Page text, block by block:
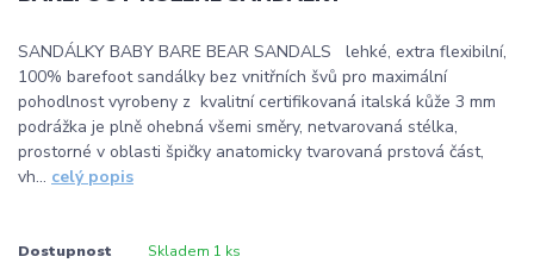
SANDÁLKY BABY BARE BEAR SANDALS lehké, extra flexibilní,
100% barefoot sandálky bez vnitřních švů pro maximální
pohodlnost vyrobeny z kvalitní certifikovaná italská kůže 3 mm
podrážka je plně ohebná všemi směry, netvarovaná stélka,
prostorné v oblasti špičky anatomicky tvarovaná prstová část,
vh... celý popis
Dostupnost Skladem 1 ks